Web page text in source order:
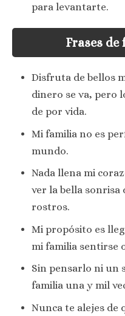
para levantarte.
Frases
Disfruta de bellos
dinero se va, pero
de por vida.
Mi familia no es
mundo.
Nada llena mi
ver la bella sonrisa
rostros.
Mi propósito es
mi familia sentirse
Sin pensarlo ni un
familia una y mil
Nunca te alejes de